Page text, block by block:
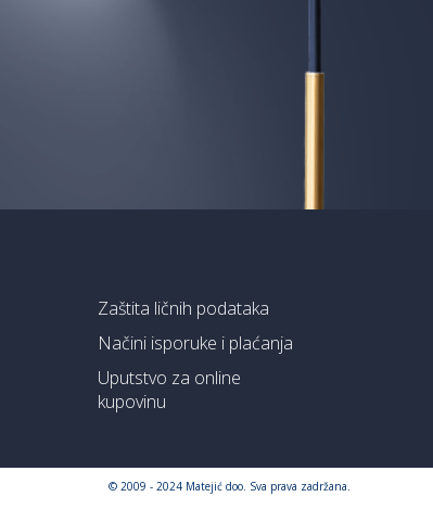
Zaštita ličnih podataka
Načini isporuke i plaćanja
Uputstvo za online
kupovinu
© 2009 - 2024 Matejić doo. Sva prava zadržana.